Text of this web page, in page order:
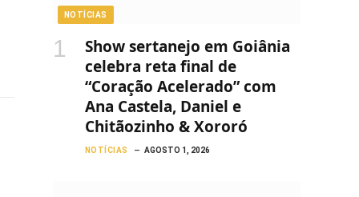
NOTÍCIAS
Show sertanejo em Goiânia
celebra reta final de
“Coração Acelerado” com
Ana Castela, Daniel e
Chitãozinho & Xororó
NOTÍCIAS AGOSTO 1, 2026